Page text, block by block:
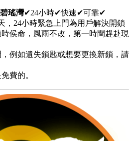
碧瑤灣✔24小時✔快速✔可靠✔
，24小時緊急上門為用戶解決開鎖
侯命，風雨不改，第一時間趕赴現
例如遺失鎖匙或想要更換新鎖，請
費的。